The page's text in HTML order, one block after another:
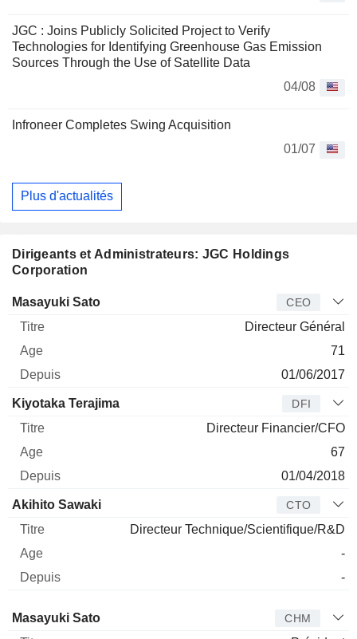
JGC : Joins Publicly Solicited Project to Verify
Technologies for Identifying Greenhouse Gas Emission
Sources Through the Use of Satellite Data
04/08
Infroneer Completes Swing Acquisition
01/07
Plus d'actualités
Dirigeants et Administrateurs: JGC Holdings
Corporation
Dirigeant Titre
Masayuki Sato CEO
Directeur Général
71
01/06/2017
Kiyotaka Terajima DFI
Directeur Financier/CFO
67
01/04/2018
Akihito Sawaki CTO
Directeur Technique/Scientifique/R&D
-
-
Administrateur
Masayuki Sato CHM